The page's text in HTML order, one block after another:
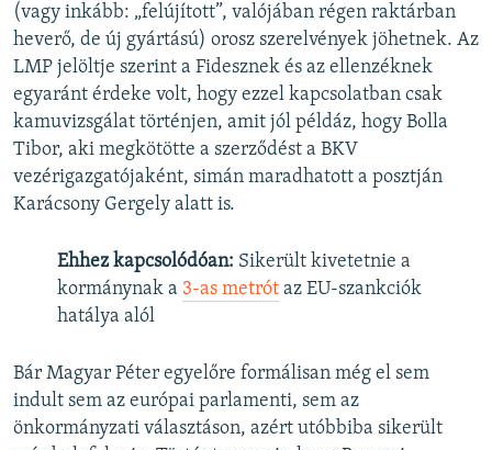
(vagy inkább: „felújított”, valójában régen raktárban
heverő, de új gyártású) orosz szerelvények jöhetnek. Az
LMP jelöltje szerint a Fidesznek és az ellenzéknek
egyaránt érdeke volt, hogy ezzel kapcsolatban csak
kamuvizsgálat történjen, amit jól példáz, hogy Bolla
Tibor, aki megkötötte a szerződést a BKV
vezérigazgatójaként, simán maradhatott a posztján
Karácsony Gergely alatt is.
Ehhez kapcsolódóan: Sikerült kivetetnie a
kormánynak a 3-as metrót az EU-szankciók
hatálya alól
Bár Magyar Péter egyelőre formálisan még el sem
indult sem az európai parlamenti, sem az
önkormányzati választáson, azért utóbbiba sikerült